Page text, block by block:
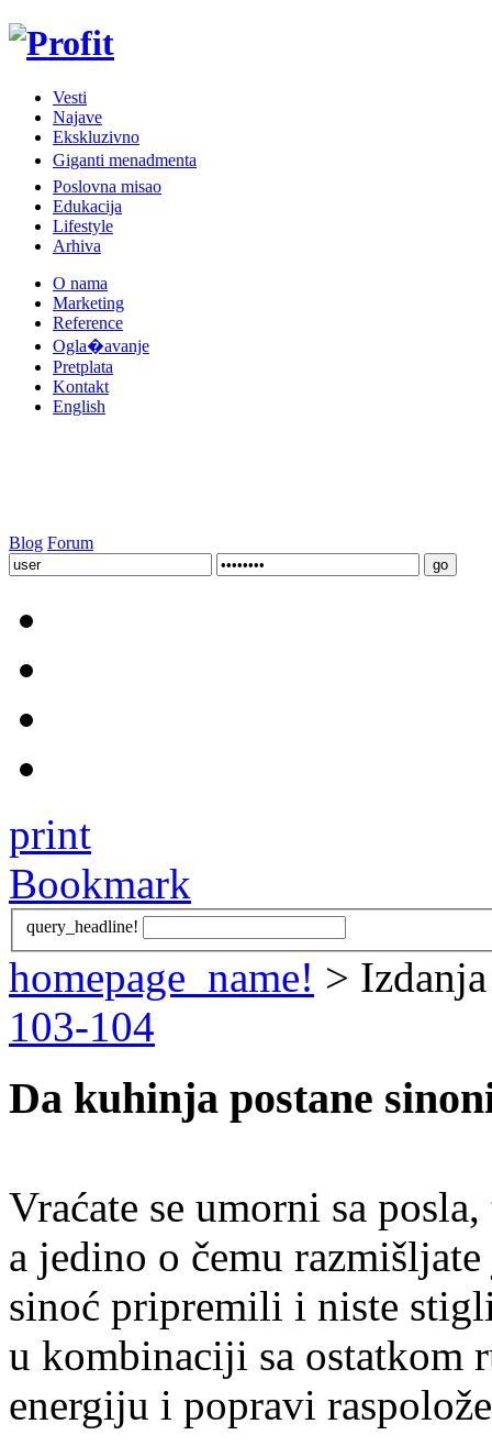
Vesti
Najave
Ekskluzivno
Giganti menadmenta
Poslovna misao
Edukacija
Lifestyle
Arhiva
O nama
Marketing
Reference
Ogla�avanje
Pretplata
Kontakt
English
Blog Forum
print
Bookmark
query_headline!
homepage_name! >
103-104
Da kuhinja postane
Vraćate se umorni sa
a jedino o čemu
sinoć pripremili i niste
u kombinaciji sa ostatkom
energiju i popravi